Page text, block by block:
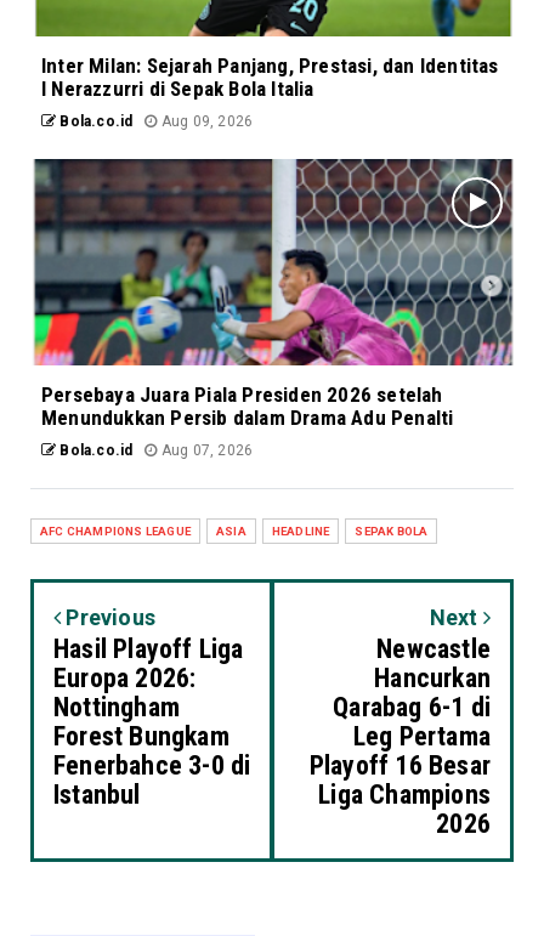
Inter Milan: Sejarah Panjang, Prestasi, dan Identitas
I Nerazzurri di Sepak Bola Italia
Bola.co.id Aug 09, 2026
Persebaya Juara Piala Presiden 2026 setelah
Menundukkan Persib dalam Drama Adu Penalti
Bola.co.id Aug 07, 2026
AFC CHAMPIONS LEAGUE ASIA HEADLINE SEPAK BOLA
Previous
Hasil Playoff Liga
Europa 2026:
Nottingham
Forest Bungkam
Fenerbahce 3-0 di
Istanbul
Next
Newcastle
Hancurkan
Qarabag 6-1 di
Leg Pertama
Playoff 16 Besar
Liga Champions
2026